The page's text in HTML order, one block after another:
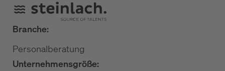
Branche:
Personalberatung
Unternehmensgröße: